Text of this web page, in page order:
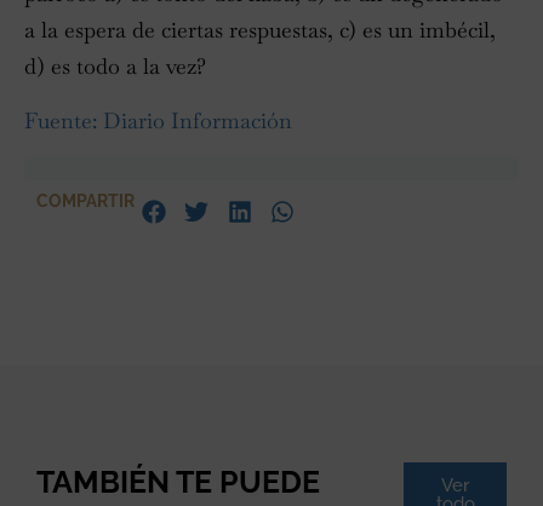
a la espera de ciertas respuestas, c) es un imbécil,
d) es todo a la vez?
Fuente: Diario Información
COMPARTIR
TAMBIÉN TE PUEDE
Ver